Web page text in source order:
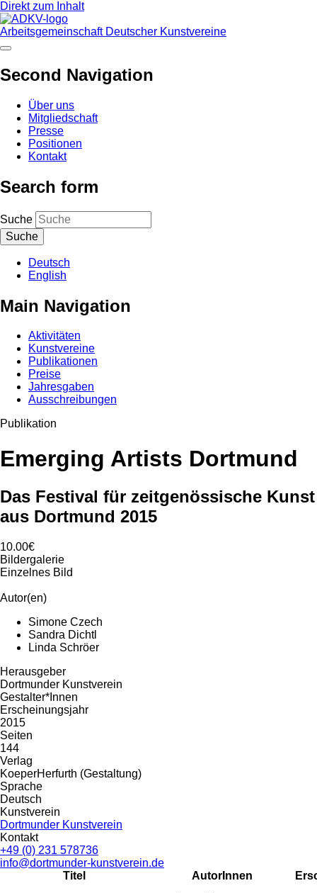
Direkt zum Inhalt
Arbeitsgemeinschaft Deutscher Kunstvereine
Second Navigation
Über uns
Mitgliedschaft
Presse
Positionen
Kontakt
Search form
Suche
Deutsch
English
Main Navigation
Aktivitäten
Kunstvereine
Publikationen
Preise
Jahresgaben
Ausschreibungen
Publikation
Emerging Artists Dortmund
Das Festival für zeitgenössische Kunst
aus Dortmund 2015
10.00€
Bildergalerie
Einzelnes Bild
Autor(en)
Simone Czech
Sandra Dichtl
Linda Schröer
Herausgeber
Dortmunder Kunstverein
Gestalter*Innen
Erscheinungsjahr
2015
Seiten
144
Verlag
KoeperHerfurth (Gestaltung)
Sprache
Deutsch
Kunstverein
Dortmunder Kunstverein
Kontakt
+49 (0) 231 578736
info@dortmunder-kunstverein.de
Titel
AutorInnen